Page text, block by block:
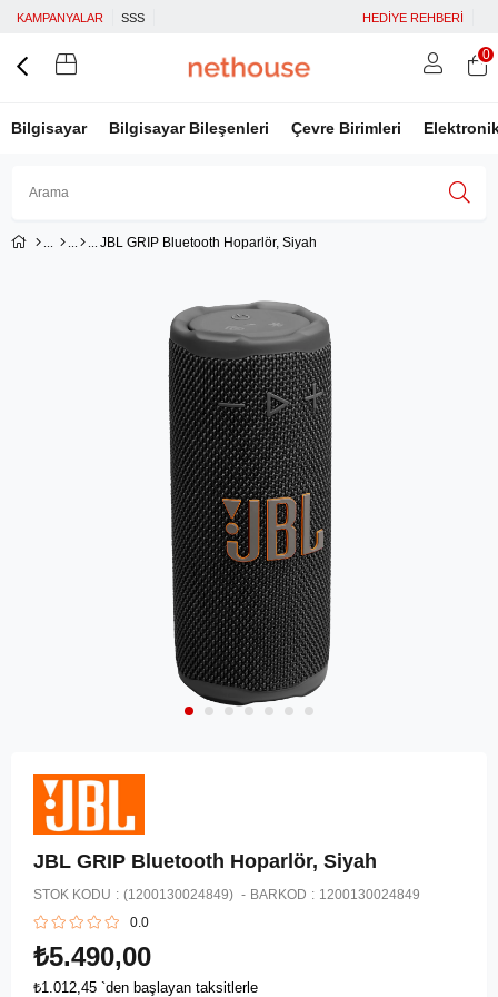
KAMPANYALAR SSS HEDİYE REHBERİ
Bilgisayar Bilgisayar Bileşenleri Çevre Birimleri
Facebook İle Bağlan
Google İle Bağlan
0
JBL GRIP Bluetooth Hoparlör, Siyah
JBL GRIP Bluetooth Hoparlör, Siyah
STOK KODU (1200130024849) BARKOD : 1200130024849
0.0
₺5.490,00
₺1.012,45 `den başlayan taksitlerle